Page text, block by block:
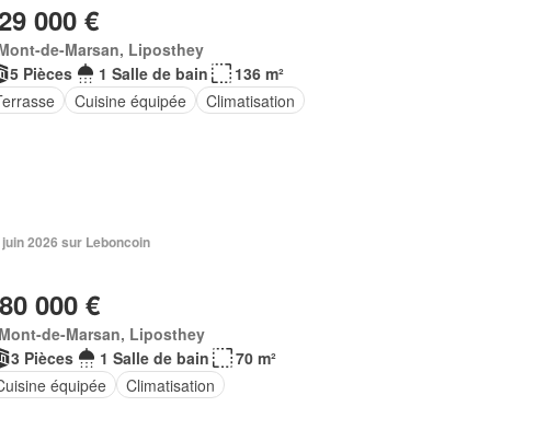
000 €
de-Marsan, Liposthey
5 Pièces
1 Salle de bain
136 m²
Cuisine équipée Climatisation
juin 2026 sur Leboncoin
000 €
de-Marsan, Liposthey
3 Pièces
1 Salle de bain
70 m²
équipée
Climatisation